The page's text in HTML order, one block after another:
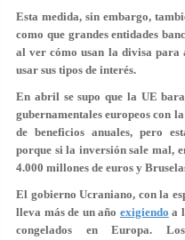
Esta medida, sin embargo,
como que grandes entidades
al ver cómo usan la divisa para
usar sus tipos de interés.
En abril se supo que la UE
gubernamentales europeos con
de beneficios anuales, pero
porque si la inversión sale mal,
4.000 millones de euros y
El gobierno Ucraniano, con la
lleva más de un año exigiendo a
congelados en Europa.